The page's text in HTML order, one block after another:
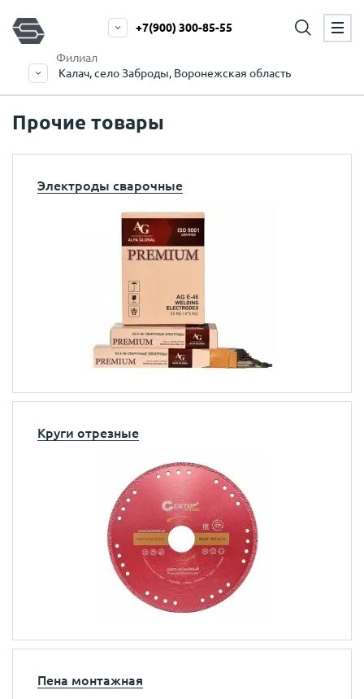
Филиал
Калач, село Заброды, Воронежская область
+7(900) 300-85-55
Прочие товары
Электроды сварочные
Круги отрезные
Пена монтажная